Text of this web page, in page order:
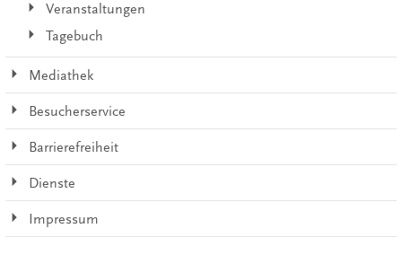
Veranstaltungen
Tagebuch
Mediathek
Besucherservice
Barrierefreiheit
Dienste
Impressum